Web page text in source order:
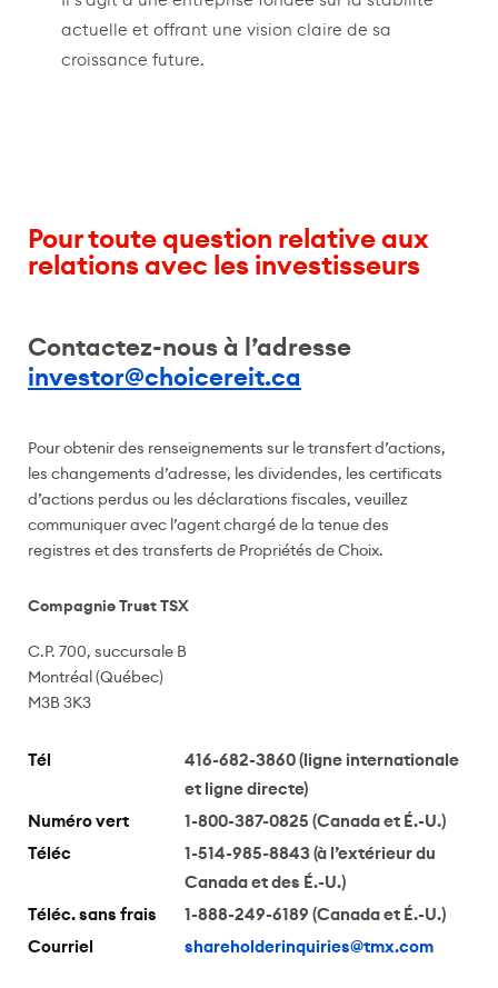
actuelle et offrant une vision claire de sa
croissance future.
Pour toute question relative aux
relations avec les investisseurs
Contactez-nous à l’adresse
investor@choicereit.ca
Pour obtenir des renseignements sur le transfert d’actions,
les changements d’adresse, les dividendes, les certificats
d’actions perdus ou les déclarations fiscales, veuillez
communiquer avec l’agent chargé de la tenue des
registres et des transferts de Propriétés de Choix.
Compagnie Trust TSX
C.P. 700, succursale B
Montréal (Québec)
M3B 3K3
Tél
416-682-3860 (ligne internationale
et ligne directe)
Numéro vert
1-800-387-0825 (Canada et É.-U.)
Téléc
1-514-985-8843 (à l’extérieur du
Canada et des É.-U.)
Téléc. sans frais
1-888-249-6189 (Canada et É.-U.)
Courriel
shareholderinquiries@tmx.com